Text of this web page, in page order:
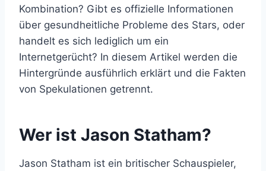
Kombination? Gibt es offizielle Informationen
über gesundheitliche Probleme des Stars, oder
handelt es sich lediglich um ein
Internetgerücht? In diesem Artikel werden die
Hintergründe ausführlich erklärt und die Fakten
von Spekulationen getrennt.
Wer ist Jason Statham?
Jason Statham ist ein britischer Schauspieler,